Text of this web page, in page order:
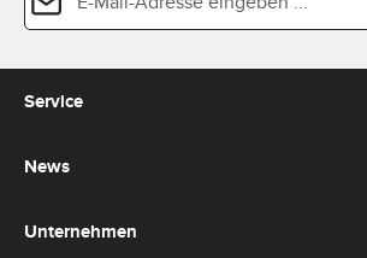
Ich habe die
Nutzungsbedingungen.
Die mit einem Stern (*) markierten
Service
News
Unternehmen